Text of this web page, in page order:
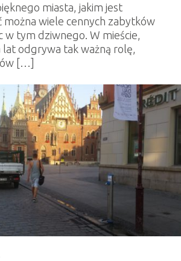
miasta, jakim jest
można wiele cennych zabytków
w tym dziwnego. W mieście,
lat odgrywa tak ważną rolę,
[…]